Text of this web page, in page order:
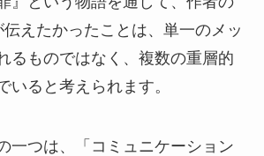
えたかったことは、単一のメッ
るものではなく、複数の重層的
いると考えられます。
一つは、「コミュニケーション